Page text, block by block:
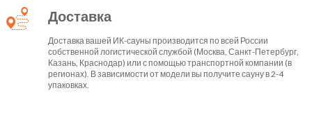
Доставка
Доставка вашей ИК-сауны производится по всей России
собственной логистической службой (Москва, Санкт-Петербург,
Казань, Краснодар) или с помощью транспортной компании (в
регионах). В зависимости от модели вы получите сауну в 2-4
упаковках.